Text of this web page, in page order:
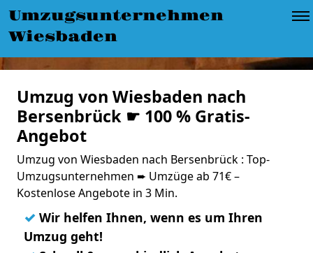
Umzugsunternehmen
Wiesbaden
Umzug von Wiesbaden nach
Bersenbrück ☛ 100 % Gratis-
Angebot
Umzug von Wiesbaden nach Bersenbrück : Top-
Umzugsunternehmen ➨ Umzüge ab 71€ –
Kostenlose Angebote in 3 Min.
✓ Wir helfen Ihnen, wenn es um Ihren
Umzug geht!